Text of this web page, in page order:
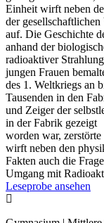
Einheit wirft neben
der
auf. Die Geschichte
anhand der
radioaktiver
jungen Frauen
des 1. Weltkriegs an
Tausenden in den
und Zeiger der
in der Fabrik gezeigt
worden war,
wirft neben den
Fakten auch die
Umgang mit
Leseprobe ansehen
